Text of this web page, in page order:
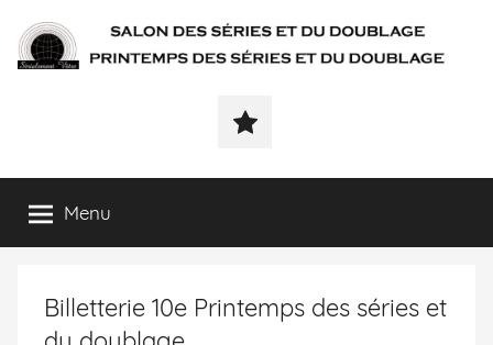
SÉRIALEMENT-
séries
et
doublage
Menu
Billetterie 10e Printemps des séries et